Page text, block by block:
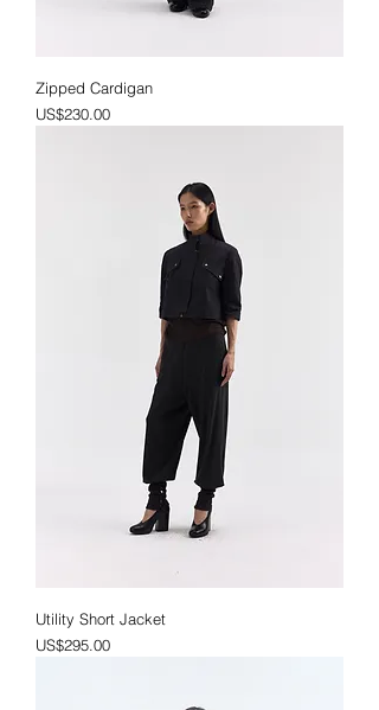
Zipped Cardigan
가격
US$230.00
Utility Short Jacket
가격
US$295.00